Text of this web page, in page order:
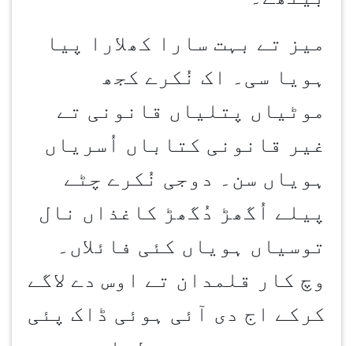
میز تے بہت سارا کھلارا پیا
ہویا سی۔ اک نُکرے کجھ
موٹیاں پتلیاں قانونی تے
غیر قانونی کتاباں اُسریاں
ہویاں سن۔ دوجی نُکرے چٹے
پیلے اُگھڑ دُگھڑ کاغذاں نال
توسیاں ہویاں کئی فائلاں۔
وچ کار قلمدان تے اوس دے لاگے
کرکے اج دی آئی ہوئی ڈاک پئی